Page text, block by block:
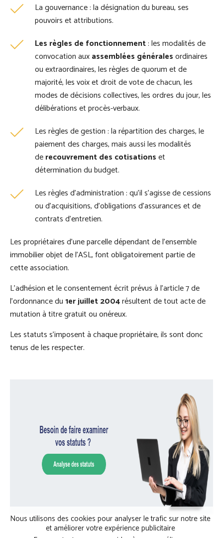
La gouvernance : la désignation du bureau, ses
pouvoirs et attributions.
Les règles de fonctionnement: les modalités de
convocation auxassemblées généralesordinaires
ou extraordinaires, les règles de quorum et de
majorité, les voix et droit de vote de chacun, les
modes de décisions collectives, les ordres du jour, les
délibérations et procès-verbaux.
Les règles de gestion : la répartition des charges, le
paiement des charges, mais aussi les modalités
derecouvrement des cotisationset
détermination du budget.
Les règles d’administration : qu’il s’agisse de cessions
ou d’acquisitions, d’obligations d’assurances et de
contrats d’entretien.
Les propriétaires d’une parcelle dépendant de l’ensemble
immobilier objet de l’ASL, font obligatoirement partie de
cette association.
L’adhésion et le consentement écrit prévus à l’article 7 de
l’ordonnance du1er juillet 2004résultent de tout acte de
mutation à titre gratuit ou onéreux.
Les statuts s'imposent à chaque propriétaire, ils sont donc
tenus de les respecter.
Nous utilisons des cookies pour analyser le trafic sur notre site
et améliorer votre expérience publicitaire